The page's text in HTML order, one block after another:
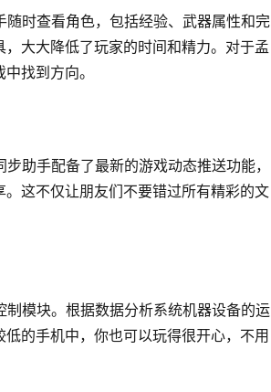
时查看角色，包括经验、武器属性和完
大大降低了玩家的时间和精力。对于孟
找到方向。
助手配备了最新的游戏动态推送功能，
这不仅让朋友们不要错过所有精彩的文
模块。根据数据分析系统机器设备的运
的手机中，你也可以玩得很开心，不用